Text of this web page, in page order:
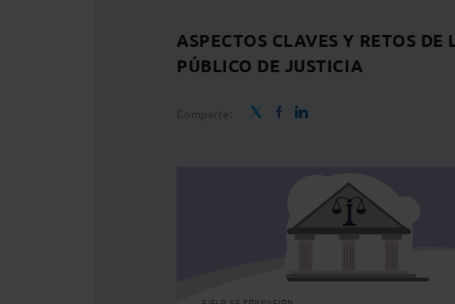
ASPECTOS CLAVES Y RETOS
PÚBLICO DE JUSTICIA
Comparte: